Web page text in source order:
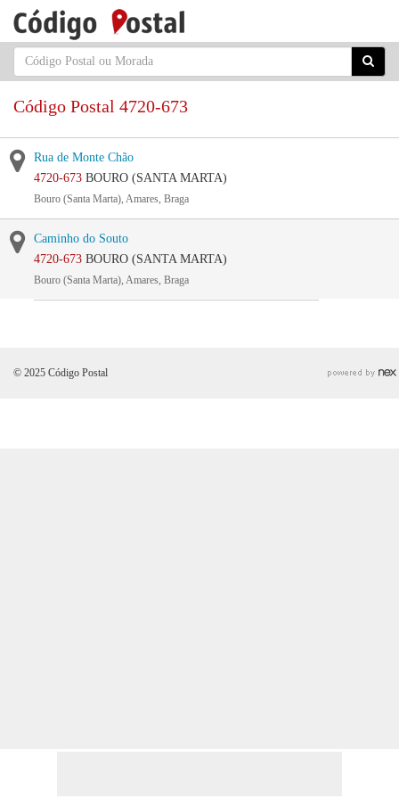
Código Postal 4720-673
Rua de Monte Chão
4720-673 BOURO (SANTA MARTA)
Bouro (Santa Marta), Amares, Braga
Caminho do Souto
4720-673 BOURO (SANTA MARTA)
Bouro (Santa Marta), Amares, Braga
© 2025 Código Postal